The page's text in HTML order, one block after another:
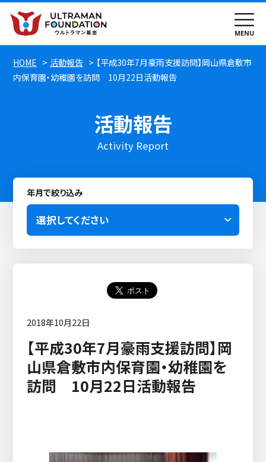
HOME 活動報告
【平成30年7月豪雨支援訪問】岡山県倉敷市
内保育園・幼稚園を訪問 10月22日活動報告
活動報告
Activity Report
年月で絞り込み
選択してください
2018年10月22日
【平成30年7月豪雨支援訪問】岡
山県倉敷市内保育園・幼稚園を
訪問 10月22日活動報告